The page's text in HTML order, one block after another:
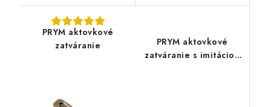
PRYM aktovkové
zatváranie
PRYM aktovkové
zatváranie s imitáciou